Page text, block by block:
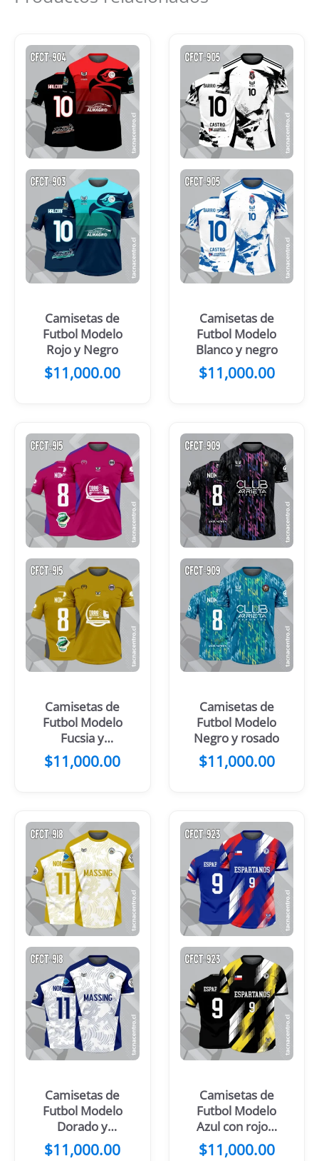
Camisetas de
Futbol Modelo
Rojo y Negro
$11,000.00
Camisetas de
Futbol Modelo
Blanco y negro
$11,000.00
Camisetas de
Futbol Modelo
Fucsia y
morado
$11,000.00
Camisetas de
Futbol Modelo
Negro y rosado
$11,000.00
Camisetas de
Futbol Modelo
Dorado y
blanco
$11,000.00
Camisetas de
Futbol Modelo
Azul con rojo y
blanco
$11,000.00